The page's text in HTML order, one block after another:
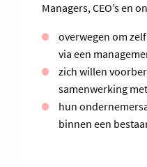
Managers, CEO’s en
overwegen om
via een
zich willen
samenwerking
hun
binnen een